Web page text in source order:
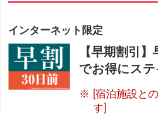
インターネット限定
【早期割引
でお得にス
[宿泊施設と
す]